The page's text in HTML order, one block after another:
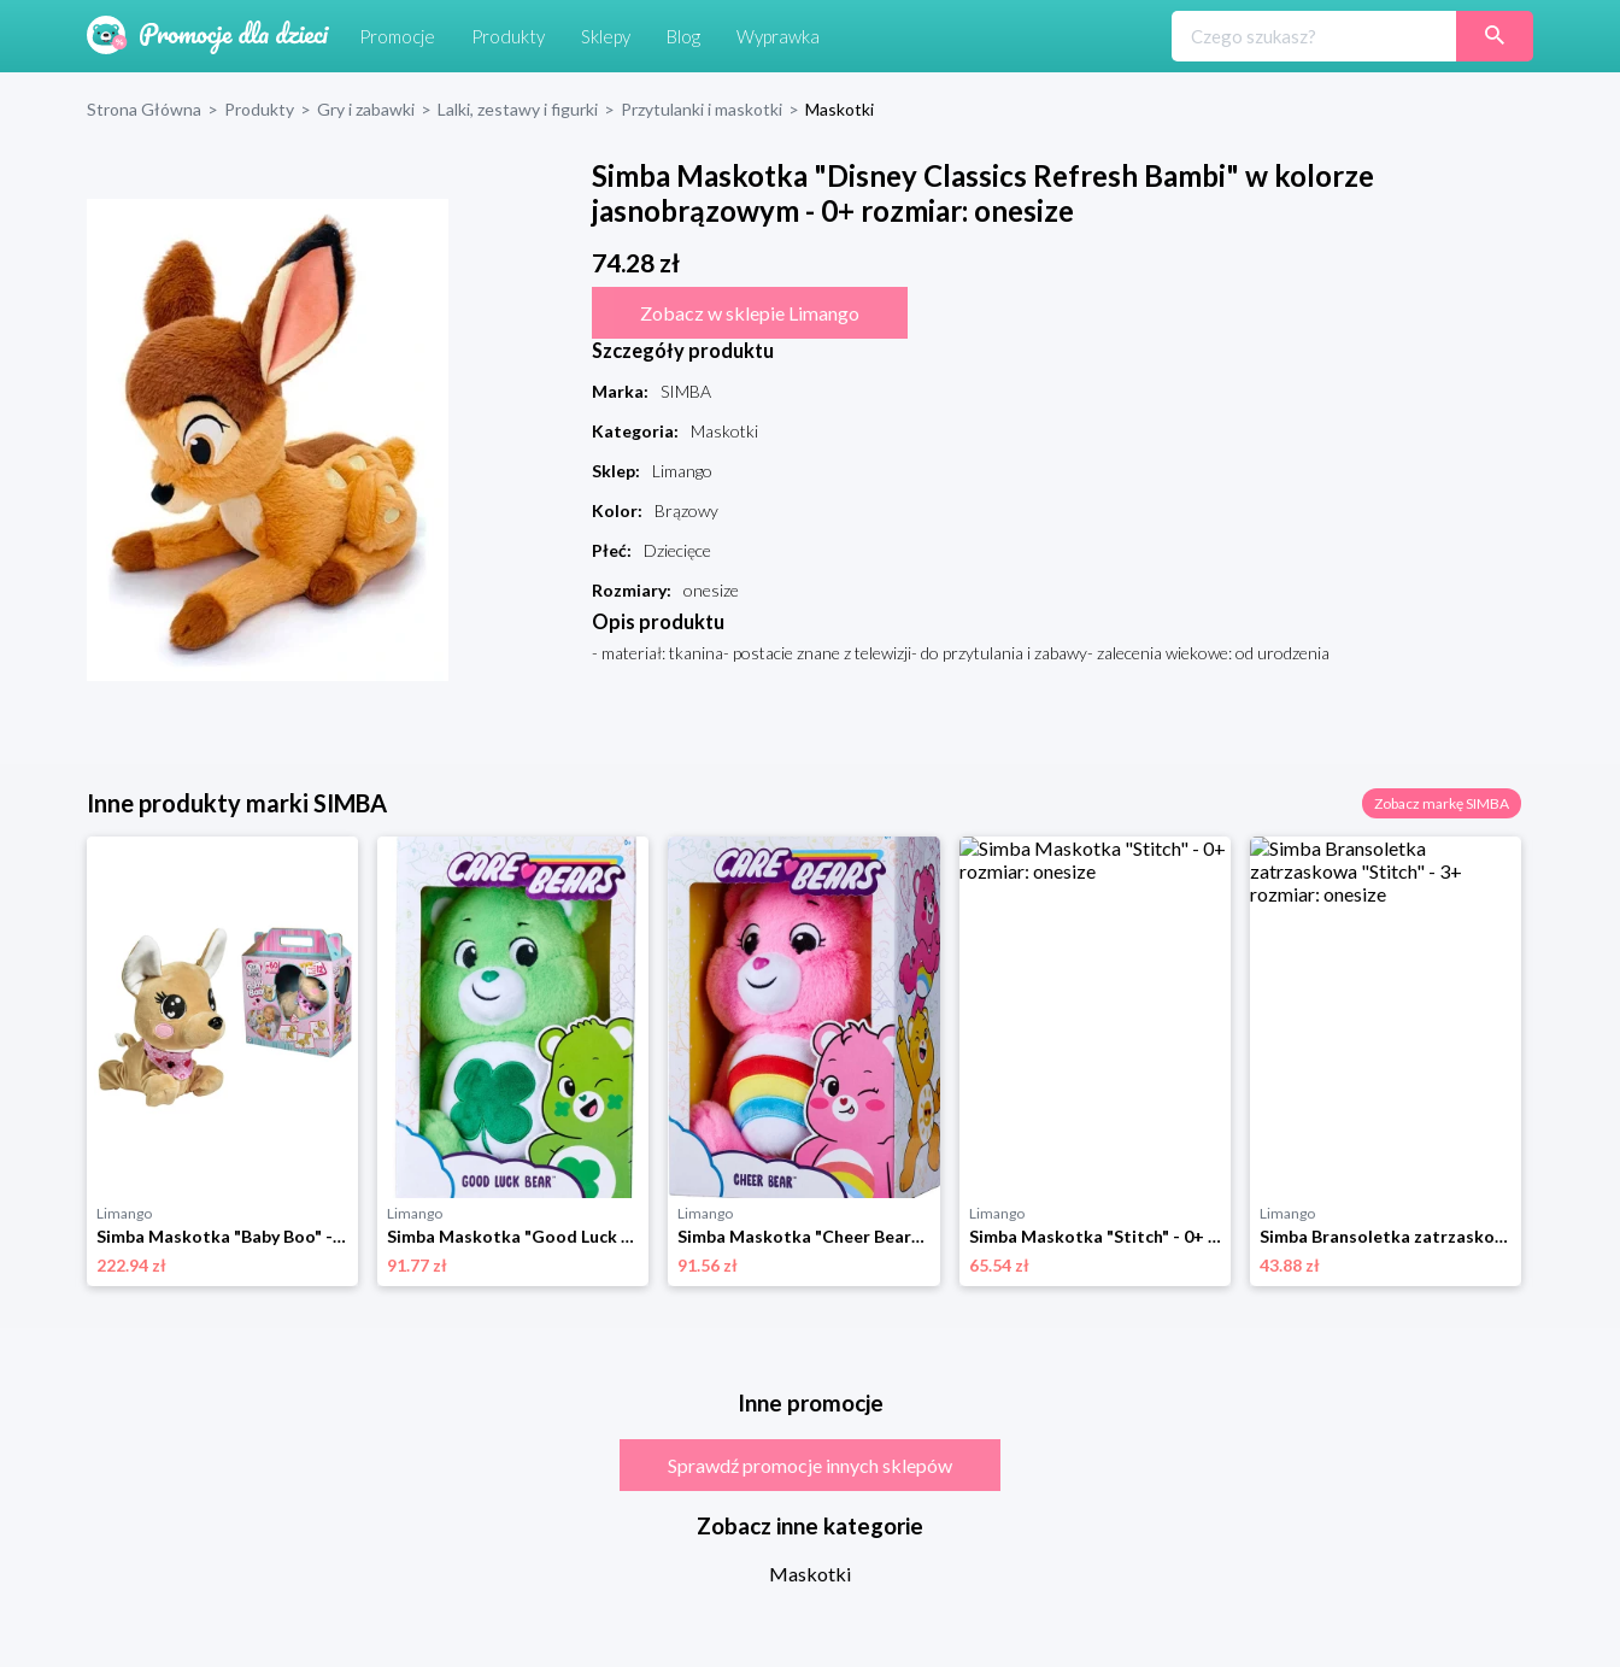
Promocje Produkty Sklepy Blog Wyprawka
Strona Główna > Produkty > Gry i zabawki > Lalki, zestawy i figurki > Przytulanki i maskotki > Maskotki
Simba Maskotka "Disney Classics Refresh Bambi" w kolorze
jasnobrązowym - 0+ rozmiar: onesize
74.28zł
Zobacz w sklepie Limango
Szczegóły produktu
Marka:
SIMBA
Kategoria:
Maskotki
Sklep:
Limango
Kolor:
Brązowy
Płeć:
Dziecięce
Rozmiary: onesize
Opis produktu
- materiał: tkanina- postacie znane z telewizji- do przytulania i zabawy- zalecenia wiekowe: od urodzenia
Inne produkty marki SIMBA Zobacz markę SIMBA
Limango
Simba Maskotka "Baby Boo" - 3+ rozmiar: onesize
222.94 zł
Limango
Simba Maskotka "Good Luck Bear" - 0+ rozmiar: onesize
91.77 zł
Limango
Simba Maskotka "Cheer Bear" - 0+ rozmiar: onesize
91.56 zł
Limango
Simba Maskotka "Stitch" - 0+ rozmiar: onesize
65.54 zł
Limango
Simba Bransoletka zatrzaskowa "Stitch" - 3+ rozmiar: onesize
43.88 zł
Inne promocje
Sprawdź promocje innych sklepów
Zobacz inne kategorie
Maskotki